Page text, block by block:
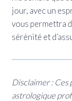
jour, avec un
vous permettra
sérénité et
Disclaimer : Ces
astrologique